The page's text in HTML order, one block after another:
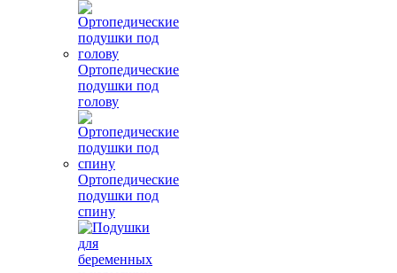
Ортопедические
подушки под
голову
Ортопедические
подушки под
спину